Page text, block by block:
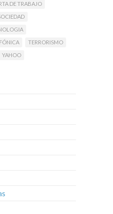
DE TRABAJO
TERRORISMO
YAHOO